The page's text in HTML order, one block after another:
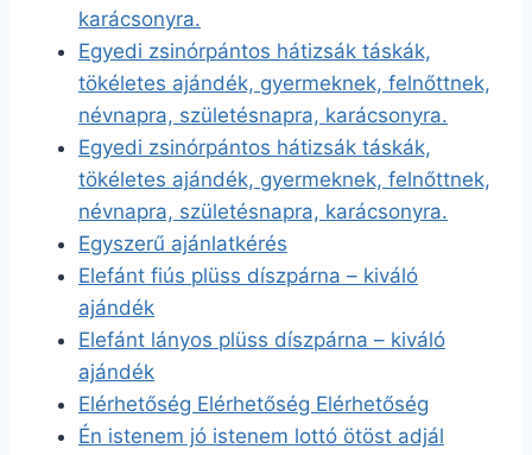
karácsonyra.
Egyedi zsinórpántos hátizsák táskák,
tökéletes ajándék, gyermeknek, felnőttnek,
névnapra, születésnapra, karácsonyra.
Egyedi zsinórpántos hátizsák táskák,
tökéletes ajándék, gyermeknek, felnőttnek,
névnapra, születésnapra, karácsonyra.
Egyszerű ajánlatkérés
Elefánt fiús plüss díszpárna – kiváló
ajándék
Elefánt lányos plüss díszpárna – kiváló
ajándék
Elérhetőség Elérhetőség Elérhetőség
Én istenem jó istenem lottó ötöst adjál